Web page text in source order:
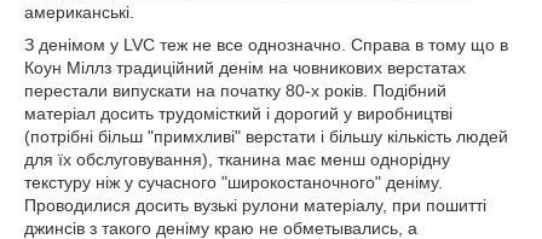
американські.
З денімом у LVC теж не все однозначно. Справа в тому що в
Коун Міллз традиційний денім на човникових верстатах
перестали випускати на початку 80-х років. Подібний
матеріал досить трудомісткий і дорогий у виробництві
(потрібні більш "примхливі" верстати і більшу кількість людей
для їх обслуговування), тканина має менш однорідну
текстуру ніж у сучасного "широкостаночного" деніму.
Проводилися досить вузькі рулони матеріалу, при пошитті
джинсів з такого деніму краю не обметывались, а